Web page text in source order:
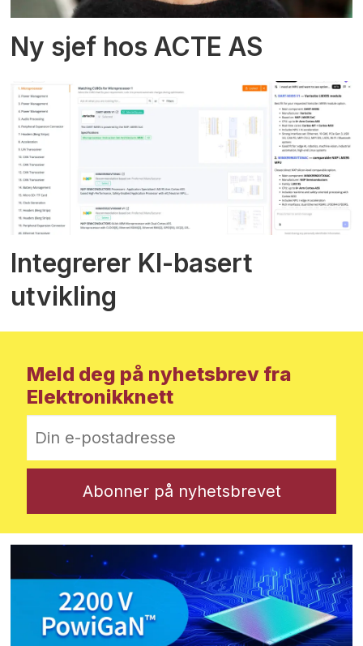
Ny sjef hos ACTE AS
Integrerer KI-basert
utvikling
Meld deg på nyhetsbrev fra
Elektronikknett